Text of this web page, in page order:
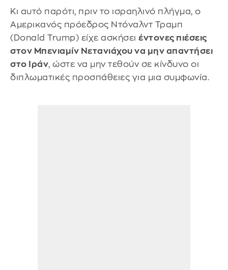
Κι αυτό παρότι, πριν το ισραηλινό πλήγμα, ο
Αμερικανός πρόεδρος Ντόναλντ Τραμπ
(Donald Trump) είχε ασκήσει έντονες πιέσεις
στον Μπενιαμίν Νετανιάχου να μην απαντήσει
στο Ιράν, ώστε να μην τεθούν σε κίνδυνο οι
διπλωματικές προσπάθειες για μια συμφωνία.